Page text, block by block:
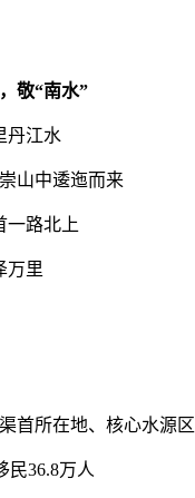
敬“南水”
丹江水
山中逶迤而来
一路北上
万里
首所在地、核心水源区
民36.8万人